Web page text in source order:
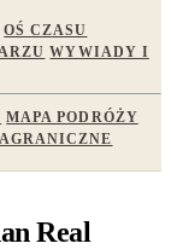
OŚ CZASU
WYWIADY I
MAPA PODRÓŻY
Real